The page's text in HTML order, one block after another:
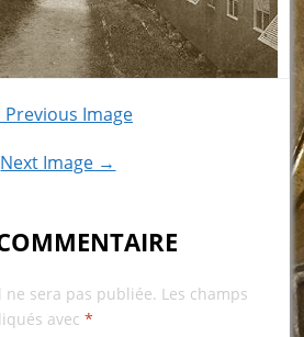
Image
Next Image →
ne sera pas publiée. Les champs
avec *